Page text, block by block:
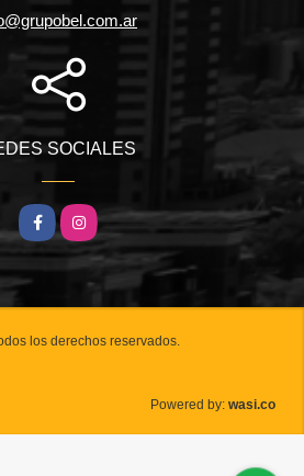
SOCIALES
FacebookInstagram
los derechos reservados.
Powered by: wasi.co